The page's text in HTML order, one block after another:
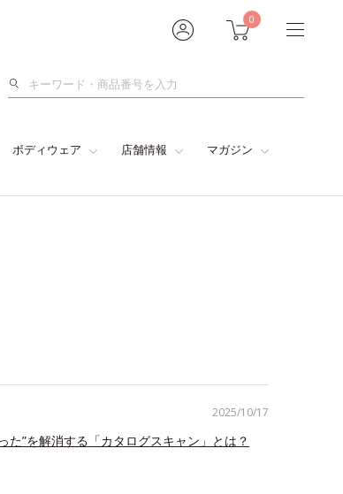
0
検
ボディウェア 店舗情報 マガジン
2025/10/17
た”を解消する「カタログスキャン」とは？